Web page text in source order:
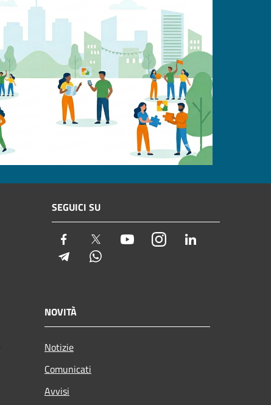
SEGUICI SU
Facebook Twitter YoutubeInstagram
Telegram
NOVITÀ
Notizie
Comunicati
Avvisi